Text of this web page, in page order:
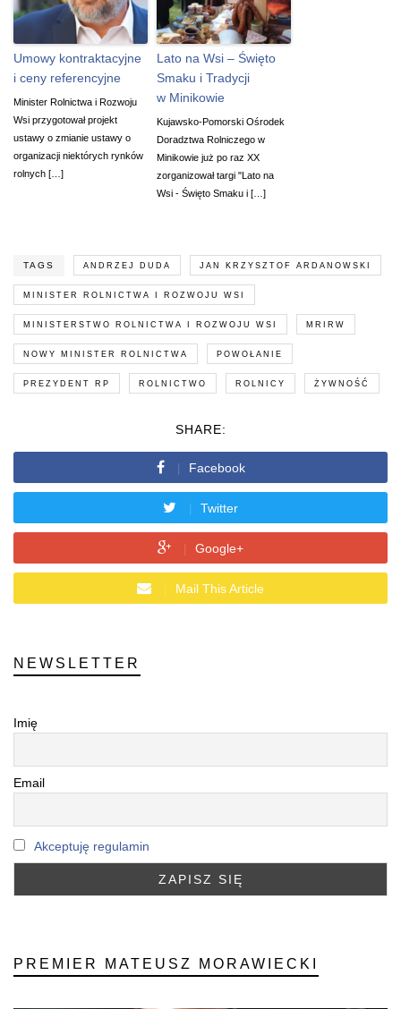
Umowy kontraktacyjne
i ceny referencyjne
Minister Rolnictwa i Rozwoju
Wsi przygotował projekt
ustawy o zmianie ustawy o
organizacji niektórych rynków
rolnych […]
Lato na Wsi – Święto
Smaku i Tradycji
w Minikowie
Kujawsko-Pomorski Ośrodek
Doradztwa Rolniczego w
Minikowie już po raz XX
zorganizował targi "Lato na
Wsi - Święto Smaku i […]
TAGS ANDRZEJ DUDA JAN KRZYSZTOF ARDANOWSKI
MINISTER ROLNICTWA I ROZWOJU WSI
MINISTERSTWO ROLNICTWA I ROZWOJU WSI MRIRW
NOWY MINISTER ROLNICTWA POWOŁANIE
PREZYDENT RP ROLNICTWO ROLNICY ŻYWNOŚĆ
SHARE:
Facebook
Twitter
Google+
Mail This Article
NEWSLETTER
Imię
Email
Akceptuję regulamin
PREMIER MATEUSZ MORAWIECKI